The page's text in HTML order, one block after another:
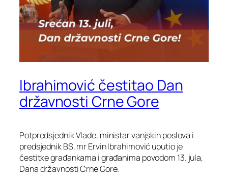
Ibrahimović čestitao Dan
državnosti Crne Gore
Potpredsjednik Vlade, ministar vanjskih poslova i
predsjednik BS, mr Ervin Ibrahimović uputio je
čestitke građankama i građanima povodom 13. jula,
Dana državnosti Crne Gore.